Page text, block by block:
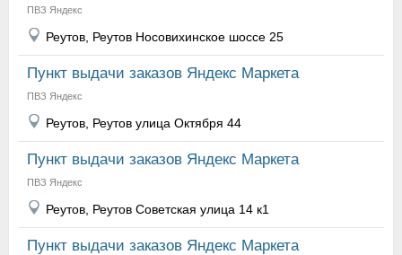
ПВЗ Яндекс
Реутов, Реутов Носовихинское шоссе 25
Пункт выдачи заказов Яндекс Маркета
ПВЗ Яндекс
Реутов, Реутов улица Октября 44
Пункт выдачи заказов Яндекс Маркета
ПВЗ Яндекс
Реутов, Реутов Советская улица 14 к1
Пункт выдачи заказов Яндекс Маркета